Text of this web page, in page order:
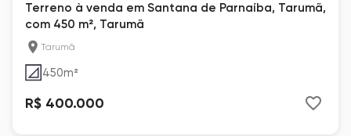
Terreno à venda em Santana de Parnaíba, Tarumã,
com 450 m², Tarumã
Tarumã
450m²
R$ 400.000